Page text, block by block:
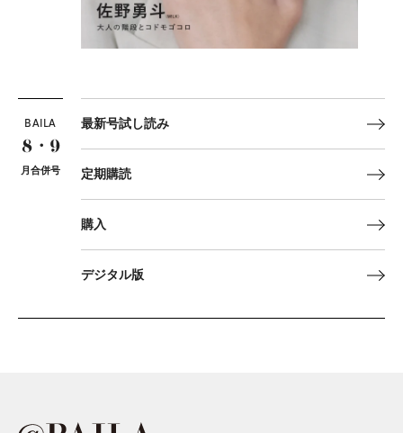
BAILA
8・9
月合併号
最新号試し読み
定期購読
購入
デジタル版